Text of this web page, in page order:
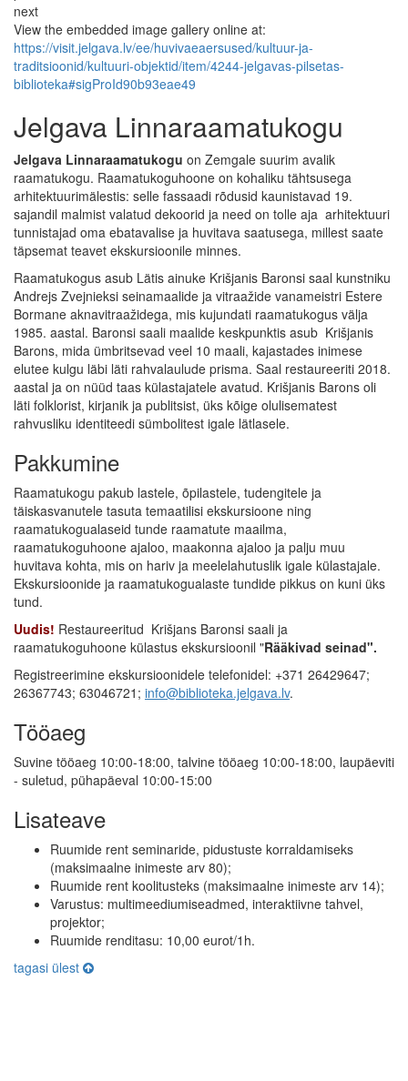
next
View the embedded image gallery online at:
https://visit.jelgava.lv/ee/huvivaeaersused/kultuur-ja-
traditsioonid/kultuuri-objektid/item/4244-jelgavas-pilsetas-
biblioteka#sigProId90b93eae49
Jelgava Linnaraamatukogu
Jelgava Linnaraamatukogu on Zemgale suurim avalik
raamatukogu. Raamatukoguhoone on kohaliku tähtsusega
arhitektuurimälestis: selle fassaadi rõdusid kaunistavad 19.
sajandil malmist valatud dekoorid ja need on tolle aja arhitektuuri
tunnistajad oma ebatavalise ja huvitava saatusega, millest saate
täpsemat teavet ekskursioonile minnes.
Raamatukogus asub Lätis ainuke Krišjanis Baronsi saal kunstniku
Andrejs Zvejnieksi seinamaalide ja vitraažide vanameistri Estere
Bormane aknavitraažidega, mis kujundati raamatukogus välja
1985. aastal. Baronsi saali maalide keskpunktis asub Krišjanis
Barons, mida ümbritsevad veel 10 maali, kajastades inimese
elutee kulgu läbi läti rahvalaulude prisma. Saal restaureeriti 2018.
aastal ja on nüüd taas külastajatele avatud. Krišjanis Barons oli
läti folklorist, kirjanik ja publitsist, üks kõige olulisematest
rahvusliku identiteedi sümbolitest igale lätlasele.
Pakkumine
Raamatukogu pakub lastele, õpilastele, tudengitele ja
täiskasvanutele tasuta temaatilisi ekskursioone ning
raamatukogualaseid tunde raamatute maailma,
raamatukoguhoone ajaloo, maakonna ajaloo ja palju muu
huvitava kohta, mis on hariv ja meelelahutuslik igale külastajale.
Ekskursioonide ja raamatukogualaste tundide pikkus on kuni üks
tund.
Uudis! Restaureeritud Krišjans Baronsi saali ja
raamatukoguhoone külastus ekskursioonil "Rääkivad seinad".
Registreerimine ekskursioonidele telefonidel: +371 26429647;
26367743; 63046721; info@biblioteka.jelgava.lv.
Tööaeg
Suvine tööaeg 10:00-18:00, talvine tööaeg 10:00-18:00, laupäeviti
- suletud, pühapäeval 10:00-15:00
Lisateave
Ruumide rent seminaride, pidustuste korraldamiseks
(maksimaalne inimeste arv 80);
Ruumide rent koolitusteks (maksimaalne inimeste arv 14);
Varustus: multimeediumiseadmed, interaktiivne tahvel,
projektor;
Ruumide renditasu: 10,00 eurot/1h.
tagasi ülest